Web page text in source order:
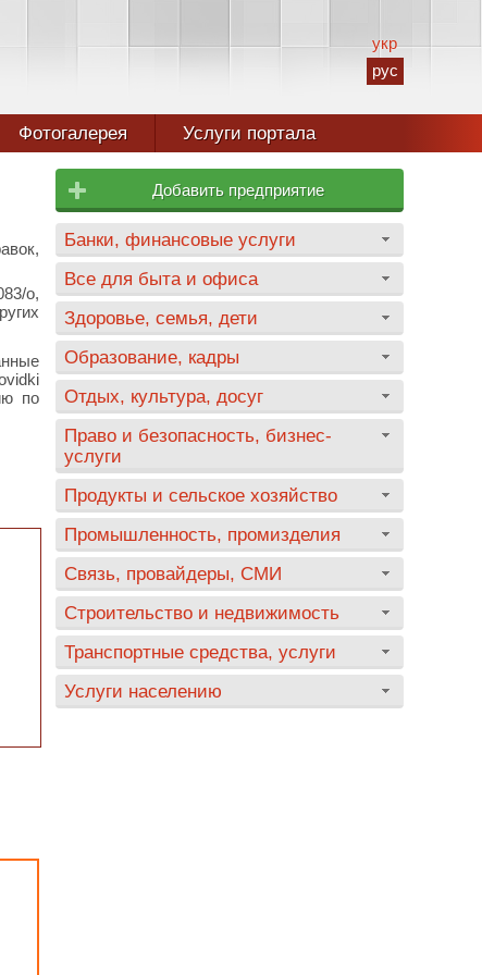
укр
рус
Фотогалерея Услуги портала
о,
по
Добавить предприятие
Банки, финансовые услуги
Все для быта и офиса
Здоровье, семья, дети
Образование, кадры
Отдых, культура, досуг
Право и безопасность, бизнес-
услуги
Продукты и сельское хозяйство
Промышленность, промизделия
Связь, провайдеры, СМИ
Строительство и недвижимость
Транспортные средства, услуги
Услуги населению